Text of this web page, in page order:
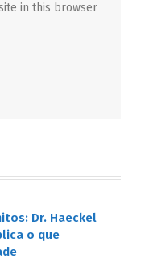
in this browser
Dr. Haeckel
o que